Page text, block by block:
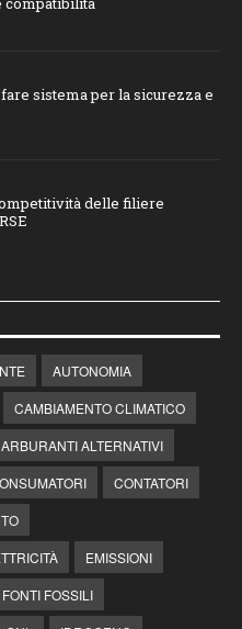
sistema per la sicurezza e
delle filiere
AUTONOMIA
CAMBIAMENTO CLIMATICO
ALTERNATIVI
CONTATORI
EMISSIONI
FONTI FOSSILI